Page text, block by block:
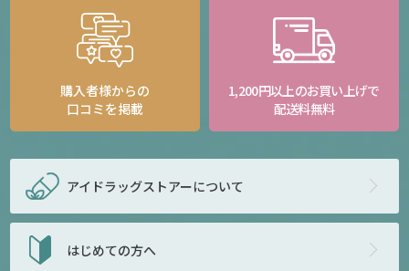
購入者様からの
口コミを掲載
1,200円以上のお買い上げで
配送料無料
アイドラッグストアーについて
はじめての方へ